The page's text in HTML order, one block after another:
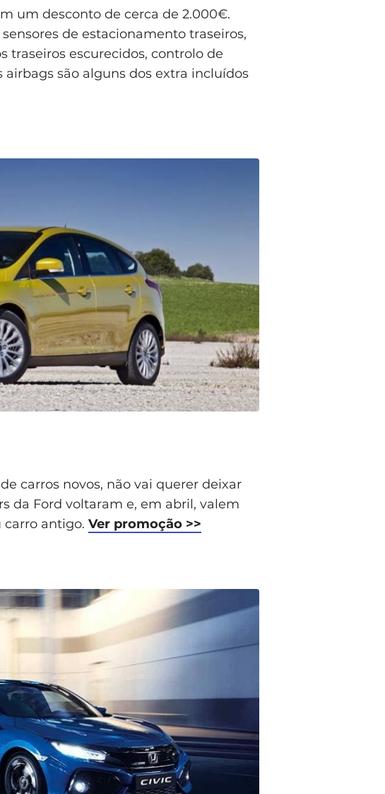
um desconto de cerca de 2.000€.
de estacionamento traseiros,
traseiros escurecidos, controlo de
são alguns dos extra incluídos
carros novos, não vai querer deixar
da Ford voltaram e, em abril, valem
antigo. Ver promoção >>